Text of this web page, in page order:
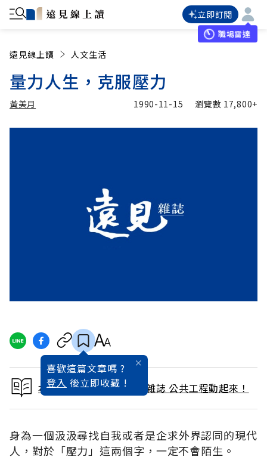
立即訂閱
職場雷達
遠見線上讀 人文生活
量力人生，克服壓力
黃美月 1990-11-15 瀏覽數 17,800+
喜歡這篇文章嗎 ?
登入 後立即收藏 !
本文出自 1990 / 12月號雜誌 公共工程動起來！
身為一個汲汲尋找自我或者是企求外界認同的現代
人，對於「壓力」這兩個字，一定不會陌生。